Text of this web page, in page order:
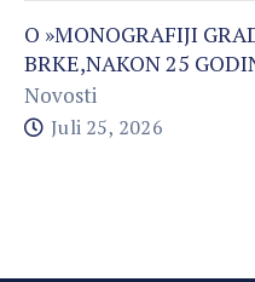
O »MONOGRAFIJI
BRKE,NAKON 25
Novosti
Juli 25, 2026